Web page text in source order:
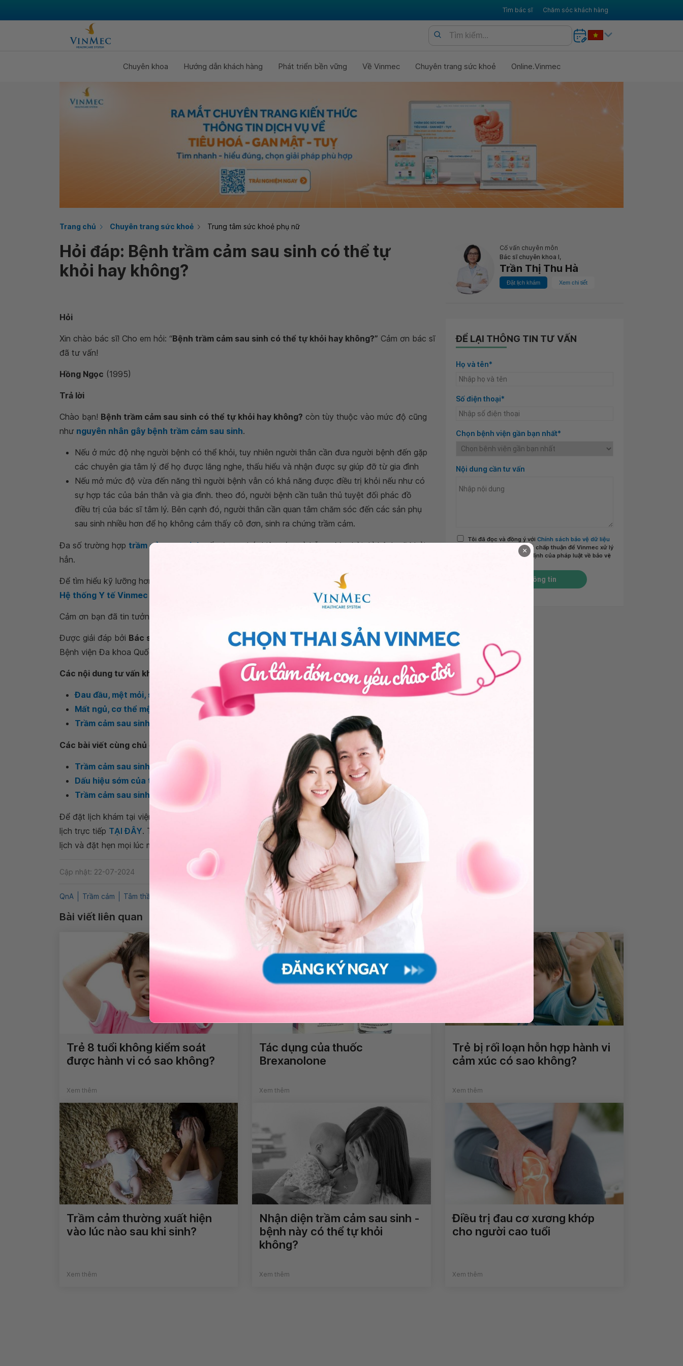
Tìm bác sĩ Chăm sóc khách hàng
Chuyên khoa Hướng dẫn khách hàng Phát triển bền vững Về Vinmec Chuyên trang sức khoẻ Online.Vinmec
Trang chủ Chuyên trang sức khoẻ Trung tâm sức khoẻ phụ nữ
Hỏi đáp: Bệnh trầm cảm sau sinh có thể tự
khỏi hay không?
Cố vấn chuyên môn
Bác sĩ chuyên khoa I,
Trần Thị Thu Hà
Đặt lịch khám Xem chi tiết
Hỏi
Xin chào bác sĩ! Cho em hỏi: “Bệnh trầm cảm sau sinh có thể tự khỏi hay không?” Cảm ơn bác sĩ
đã tư vấn!
Hồng Ngọc (1995)
Trả lời
Chào bạn! Bệnh trầm cảm sau sinh có thể tự khỏi hay không? còn tùy thuộc vào mức độ cũng
như nguyên nhân gây bệnh trầm cảm sau sinh.
Nếu ở mức độ nhẹ người bệnh có thể khỏi, tuy nhiên người thân cần đưa người bệnh đến gặp
các chuyên gia tâm lý để họ được lắng nghe, thấu hiểu và nhận được sự giúp đỡ từ gia đình
Nếu mở mức độ vừa đến năng thì người bệnh vẫn có khả năng được điều trị khỏi nếu như có
sự hợp tác của bản thân và gia đình. theo đó, người bệnh cần tuân thủ tuyệt đối phác đồ
điều trị của bác sĩ tâm lý. Bên cạnh đó, người thân cần quan tâm chăm sóc đến các sản phụ
sau sinh nhiều hơn để họ không cảm thấy cô đơn, sinh ra chứng trầm cảm.
Đa số trường hợp trầm cảm sau sinhnếu được phát hiện sớm và hỗ trợ kịp thời thì bệnh sẽ khỏi
hẳn.
Để tìm hiểu kỹ lưỡng hơn về bệnh trầm cảm sau sinh bạn có thể đến bệnh viện thuộc
Hệ thống Y tế Vinmec để được các bác sĩ tư vấn và đưa ra phác đồ điều trị thích hợp.
Cảm ơn bạn đã tin tưởng và gửi câu hỏi đến Vinmec. Trân trọng!
Được giải đáp bởi Bác sĩ chuyên khoa I Trần Thị Thu Hà- Bác sĩ Sản Phụ Khoa - Khoa Sản -
Bệnh viện Đa khoa Quốc tế Vinmec Times City
Các nội dung tư vấn khác
Đau đầu, mệt mỏi, suy nghĩ tiêu cực sau sinh là bị bệnh gì?
Mất ngủ, cơ thể mệt mỏi sau sinh là dấu hiệu bệnh gì?
Trầm cảm sau sinh có những dấu hiệu nhận biết nào?
Các bài viết cùng chủ đề
Trầm cảm sau sinh: Nguyên nhân, triệu chứng, chẩn đoán và điều trị
Dấu hiệu sớm của trầm cảm sau sinh
Trầm cảm sau sinh có chữa khỏi được không?
Để đặt lịch khám tại viện, Quý khách vui lòng bấm số HOTLINE , đặt mua GÓI DỊCH VỤ
lịch trực tiếp TẠI ĐÂY. Tải và đặt lịch khám tự động trên ứng dụng My Vinmec để quản lý, theo dõi
lịch và đặt hẹn mọi lúc mọi nơi ngay trên ứng dụng.
Cập nhật: 22-07-2024
QnA Trầm cảm Tâm thần Điều trị trầm cảm sau sinh
ĐỂ LẠI THÔNG TIN TƯ VẤN
Họ và tên*
Số điện thoại*
Chọn bệnh viện gần bạn nhất*
Nội dung cần tư vấn
Tôi đã đọc và đồng ý với Chính sách bảo vệ dữ liệu
cá nhân của Vinmecvà chấp thuận để Vinmec xử lý
DLCN của tôi theo quy định của pháp luật về bảo vệ
Gửi thông tin
Bài viết liên quan
Trẻ 8 tuổi không kiểm soát
được hành vi có sao không?
Xem thêm
Tác dụng của thuốc
Brexanolone
Xem thêm
Trẻ bị rối loạn hỗn hợp hành vi
cảm xúc có sao không?
Xem thêm
Trầm cảm thường xuất hiện
vào lúc nào sau khi sinh?
Xem thêm
Nhận diện trầm cảm sau sinh -
bệnh này có thể tự khỏi
không?
Xem thêm
Điều trị đau cơ xương khớp
cho người cao tuổi
Xem thêm
×